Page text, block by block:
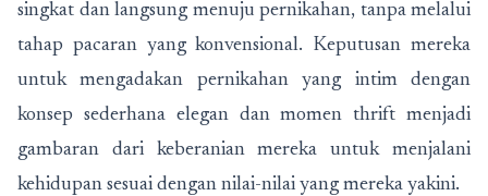
singkat dan langsung menuju pernikahan, tanpa melalui
tahap pacaran yang konvensional. Keputusan mereka
untuk mengadakan pernikahan yang intim dengan
konsep sederhana elegan dan momen thrift menjadi
gambaran dari keberanian mereka untuk menjalani
kehidupan sesuai dengan nilai-nilai yang mereka yakini.